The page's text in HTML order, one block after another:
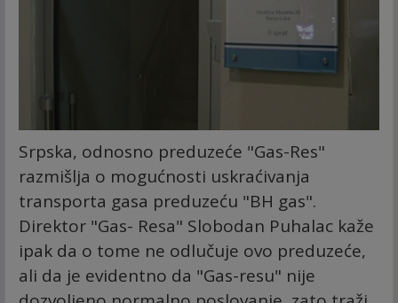
Srpska, odnosno preduzeće "Gas-Res"
razmišlja o mogućnosti uskraćivanja
transporta gasa preduzeću "BH gas".
Direktor "Gas- Resa" Slobodan Puhalac kaže
ipak da o tome ne odlučuje ovo preduzeće,
ali da je evidentno da "Gas-resu" nije